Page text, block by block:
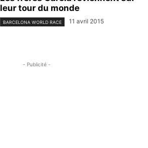
leur tour du monde
BARCELONA WORLD RACE 11 avril 2015
- Publicité -